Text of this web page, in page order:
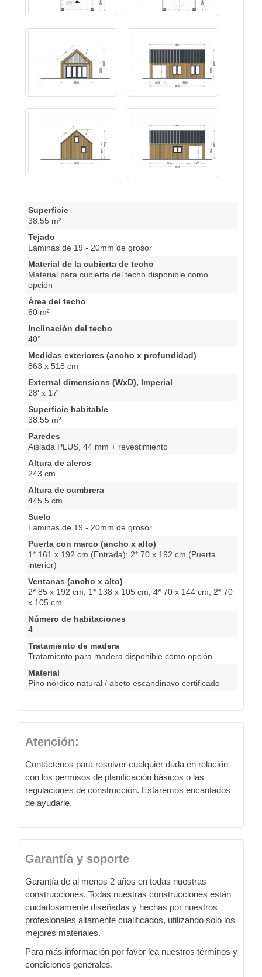
Superficie
38.55 m²
Tejado
Láminas de 19 - 20mm de grosor
Material de la cubierta de techo
Material para cubierta del techo disponible como
opción
Área del techo
60 m²
Inclinación del techo
40°
Medidas exteriores (ancho x profundidad)
863 x 518 cm
External dimensions (WxD), Imperial
28' x 17'
Superficie habitable
38.55 m²
Paredes
Aislada PLUS, 44 mm + revestimiento
Altura de aleros
243 cm
Altura de cumbrera
445.5 cm
Suelo
Láminas de 19 - 20mm de grosor
Puerta con marco (ancho x alto)
1* 161 x 192 cm (Entrada); 2* 70 x 192 cm (Puerta
interior)
Ventanas (ancho x alto)
2* 85 x 192 cm; 1* 138 x 105 cm; 4* 70 x 144 cm; 2* 70
x 105 cm
Número de habitaciones
4
Tratamiento de madera
Tratamiento para madera disponible como opción
Material
Pino nórdico natural / abeto escandinavo certificado
Atención:
Contáctenos para resolver cualquier duda en relación
con los permisos de planificación básicos o las
regulaciones de construcción. Estaremos encantados
de ayudarle.
Garantía y soporte
Garantía de al menos 2 años en todas nuestras
construcciones. Todas nuestras construcciones están
cuidadosamente diseñadas y hechas por nuestros
profesionales altamente cualificados, utilizando solo los
mejores materiales.
Para más información por favor lea nuestros términos y
condiciones generales.